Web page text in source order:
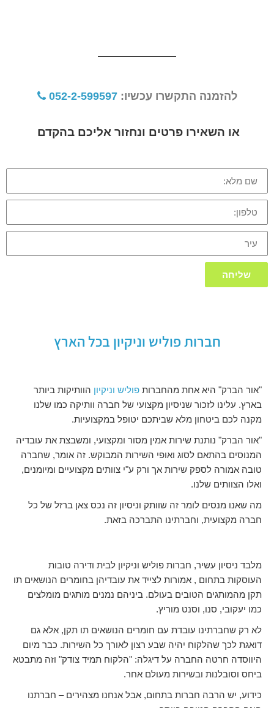
להזמנה התקשרו עכשיו: 052-2-599597
או השאירו פרטים ונחזור אליכם בהקדם
שם
מלא:
טלפון:
עיר
שליחה
חברות פוליש וניקיון בכל הארץ
"אור הברק" היא אחת מהחברות פוליש וניקיון הוותיקות ביותר
בארץ. עלינו לזכור שניסיון מקצועי של חברה וותיקה כמו שלנו
מקנה לכם ביטחון מלא שביתכם יטופל במקצועיות.
"אור הברק" נותנת שירות אמין מסור ומקצועי, ומשבצת את עובדיה
המנוסים בהתאם לסוג ואופי השירות המבוקש. זה אומר, שחברה
טובה אמורה לספק שירות אך ורק ע"י צוותים מקצועיים ומיומנים,
ואלו הצוותים שלנו.
מה שאנו מנסים לומר זה שוותק וניסיון זה נכס צאן ברזל של כל
חברה מקצועית, וחברתינו התברכה בזאת.
מלבד ניסיון עשיר, חברות פוליש וניקיון לבית ודירה טובות
העוסקות בתחום , אמורות לצייד את עובדיהן בחומרים הנושאים תו
תקן מהמותגים הטובים בעולם. ביניהם נמנים מותגים מומלצים
כמו יעקובי, סנו, וסנט מוריץ.
לא רק שחברתינו עובדת עם חומרים הנושאים תו תקן, אלא גם
דואגת לכך שהלקוח יהיה שבע רצון לאורך כל השירות. כבר מיום
היווסדה חרטה החברה על דיגלה: "הלקוח תמיד צודק" וזה מתבטא
ביחס וסובלנות ובשירות מעולם אחר.
כידוע, יש הרבה חברות בתחום, אבל אנחנו מצהירים – חברתנו